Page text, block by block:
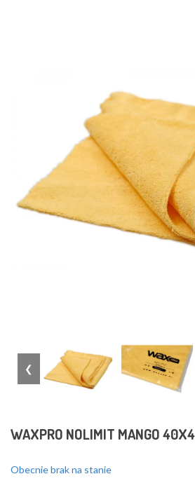
❮
WAXPRO NOLIMIT MANGO
Obecnie brak na stanie